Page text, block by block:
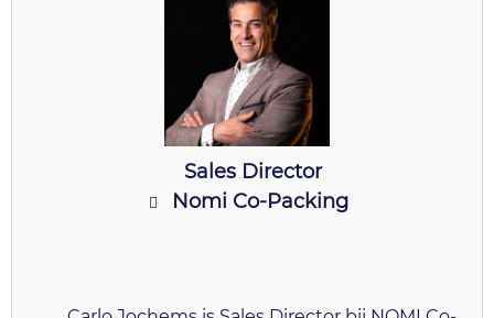
Sales Director
Nomi Co-Packing